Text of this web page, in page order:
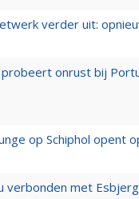
verder uit:
onrust bij
op Schiphol opent
verbonden met